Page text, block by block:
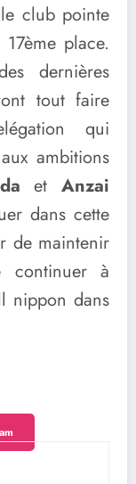
club pointe
place.
dernières
tout faire
qui
ambitions
etAnzai
dans cette
de maintenir
continuer à
nippon dans